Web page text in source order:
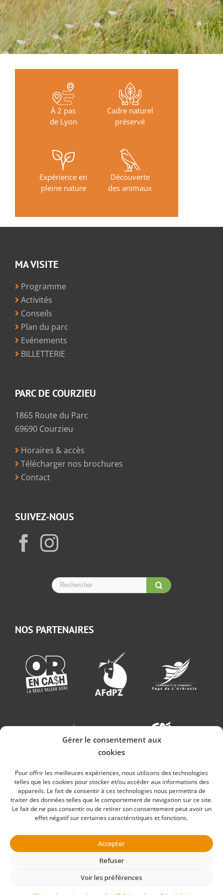
Gérer le consentement aux
cookies
Pour offrir les meilleures expériences, nous utilisons des technologies
telles que les cookies pour stocker et/ou accéder aux informations des
appareils. Le fait de consentir à ces technologies nous permettra de
traiter des données telles que le comportement de navigation sur ce site.
Le fait de ne pas consentir ou de retirer son consentement peut avoir un
effet négatif sur certaines caractéristiques et fonctions.
Accepter
Refuser
Voir les préférences
À 2 pas
de Lyon
Cadre naturel
préservé
Expérience en
pleine nature
Découverte
des animaux
MA VISITE
Programme
Activités
Conseils
Plan du parc
Evénements
BILLETTERIE
PARC DE COURZIEU
1865 Route du Parc
69690 Courzieu
Horaires & accès
Télécharger nos brochures
Contact
SUIVEZ-NOUS
NOS PARTENAIRES
Copyright2026 | Design